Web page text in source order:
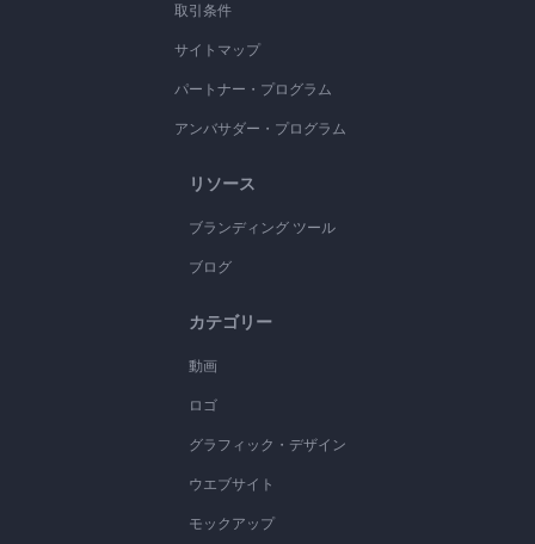
取引条件
サイトマップ
パートナー・プログラム
アンバサダー・プログラム
リソース
ブランディング ツール
ブログ
カテゴリー
動画
ロゴ
グラフィック・デザイン
ウエブサイト
モックアップ